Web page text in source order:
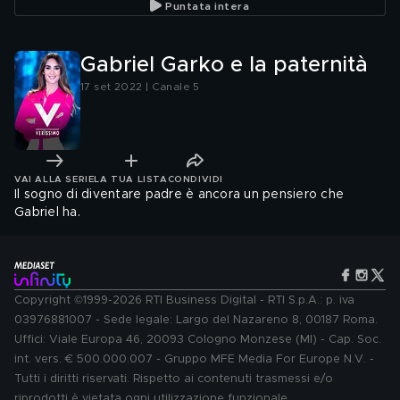
Puntata intera
Gabriel Garko e la paternità
17 set 2022 | Canale 5
VAI ALLA SERIE LA TUA LISTA CONDIVIDI
Il sogno di diventare padre è ancora un pensiero che
Gabriel ha.
Copyright ©1999-2026 RTI Business Digital - RTI S.p.A.: p. iva
03976881007 - Sede legale: Largo del Nazareno 8, 00187 Roma.
Uffici: Viale Europa 46, 20093 Cologno Monzese (MI) - Cap. Soc.
int. vers. € 500.000.007 - Gruppo MFE Media For Europe N.V. -
Tutti i diritti riservati. Rispetto ai contenuti trasmessi e/o